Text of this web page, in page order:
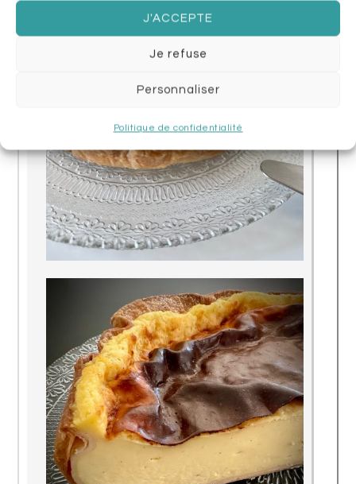
J'ACCEPTE
Je refuse
Personnaliser
Politique de confidentialité